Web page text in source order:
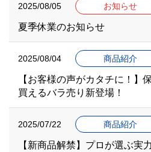
2025/08/05 お知らせ
夏季休業のお知らせ
2025/08/04 商品紹介
【お客様の声がカタチに！】
買えるバラ売り新登場！
2025/07/22 商品紹介
【新商品解禁】プロが選ぶ実